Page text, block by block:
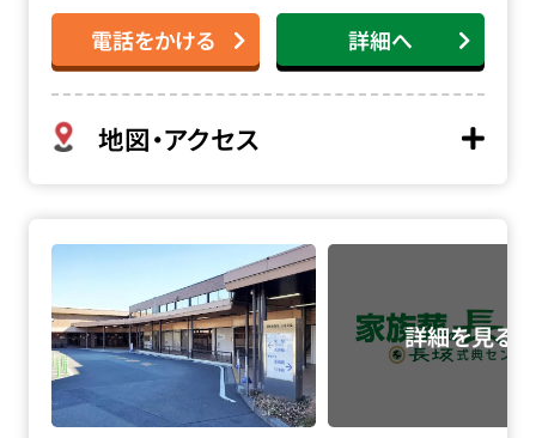
電話をかける 詳細へ
地図・アクセス
多磨葬祭場・日華斎場の詳細へ